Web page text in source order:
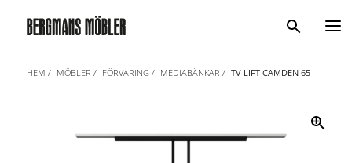
Sök
HEM MÖBLER FÖRVARING MEDIABÄNKAR TV LIFT CAMDEN 65